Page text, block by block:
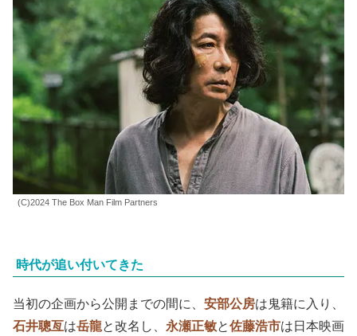
(C)2024 The Box Man Film Partners
時代が追い付いてきた
当初の企画から公開までの間に、 安部公房は鬼籍に入り、
石井聰亙は岳龍と改名し、 永瀬正敏と佐藤浩市は日本映画